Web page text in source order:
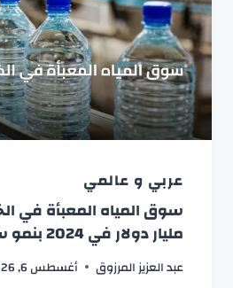
عربي و عالمي
مليار دولار في 2024 بنمو سنوي 11%
عبد العزيز المرزوق أغسطس 6, 2026